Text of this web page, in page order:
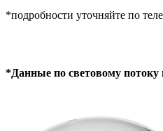
*подробности уточняйте по
*Данные по световому потоку